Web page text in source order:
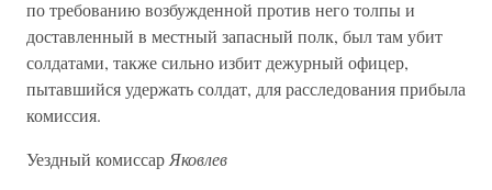
по требованию возбужденной против него толпы и
доставленный в местный запасный полк, был там убит
солдатами, также сильно избит дежурный офицер,
пытавшийся удержать солдат, для расследования прибыла
комиссия.
Уездный комиссар Яковлев